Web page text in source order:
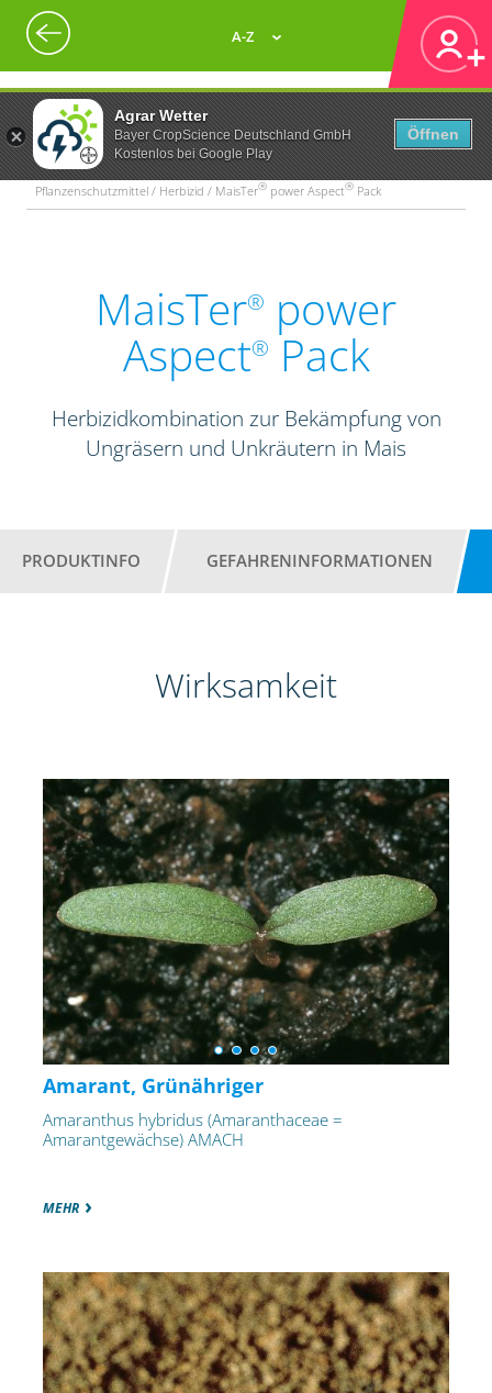
Agrar Wetter
Bayer CropScience Deutschland GmbH
Kostenlos bei Google Play
Öffnen
A-Z
Pflanzenschutzmittel / Herbizid / MaisTer® power Aspect® Pack
MaisTer® power
Aspect® Pack
Herbizidkombination zur Bekämpfung von
Ungräsern und Unkräutern in Mais
PRODUKTINFO GEFAHRENINFORMATIONEN
Wirksamkeit
Amarant, Grünähriger
Amaranthus hybridus (Amaranthaceae =
Amarantgewächse) AMACH
MEHR